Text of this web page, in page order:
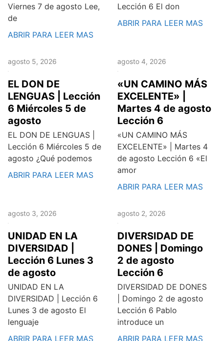
Viernes 7 de agosto Lee,
de
ABRIR PARA LEER MAS
Lección 6 El don
ABRIR PARA LEER MAS
agosto 5, 2026
EL DON DE
LENGUAS | Lección
6 Miércoles 5 de
agosto
EL DON DE LENGUAS |
Lección 6 Miércoles 5 de
agosto ¿Qué podemos
ABRIR PARA LEER MAS
agosto 4, 2026
«UN CAMINO MÁS
EXCELENTE» |
Martes 4 de agosto
Lección 6
«UN CAMINO MÁS
EXCELENTE» | Martes 4
de agosto Lección 6 «El
amor
ABRIR PARA LEER MAS
agosto 3, 2026
UNIDAD EN LA
DIVERSIDAD |
Lección 6 Lunes 3
de agosto
UNIDAD EN LA
DIVERSIDAD | Lección 6
Lunes 3 de agosto El
lenguaje
ABRIR PARA LEER MAS
agosto 2, 2026
DIVERSIDAD DE
DONES | Domingo
2 de agosto
Lección 6
DIVERSIDAD DE DONES
| Domingo 2 de agosto
Lección 6 Pablo
introduce un
ABRIR PARA LEER MAS